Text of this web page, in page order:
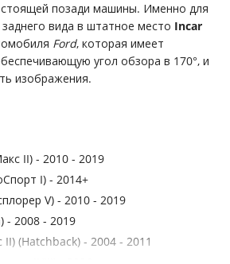
стоящей позади машины. Именно для
вида в штатное место Incar
Ford, которая имеет
угол обзора в 170°, и
изображения.
II) - 2010 - 2019
I) - 2014+
V) - 2010 - 2019
- 2008 - 2019
II) (Hatchback) - 2004 - 2011